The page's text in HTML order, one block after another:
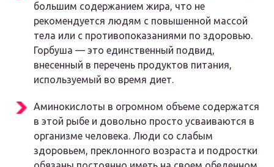
большим содержанием жира, что не
рекомендуется людям с повышенной массой
тела или с противопоказаниями по здоровью.
Горбуша — это единственный подвид,
внесенный в перечень продуктов питания,
используемый во время диет.
Аминокислоты в огромном объеме содержатся
в этой рыбе и довольно просто усваиваются в
организме человека. Люди со слабым
здоровьем, преклонного возраста и подростки